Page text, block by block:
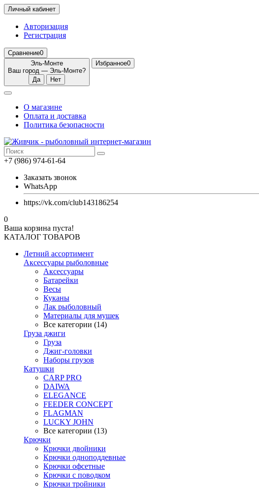
Личный кабинет
Авторизация
Регистрация
Сравнение0
Эль-Монте
Ваш город — Эль-Монте?
Избранное0
О магазине
Оплата и доставка
Политика безопасности
+7 (986) 974-61-64
Заказать звонок
WhatsApp
https://vk.com/club143186254
0
Ваша корзина пуста!
КАТАЛОГ ТОВАРОВ
Летний ассортимент
Аксессуары рыболовные
Аксессуары
Батарейки
Весы
Куканы
Лак рыболовный
Материалы для мушек
Все категории (14)
Груза джиги
Груза
Джиг-головки
Наборы грузов
Катушки
CARP PRO
DAIWA
ELEGANCE
FEEDER CONCEPT
FLAGMAN
LUCKY JOHN
Все категории (13)
Крючки
Крючки двойники
Крючки одноподдевные
Крючки офсетные
Крючки с поводком
Крючки тройники